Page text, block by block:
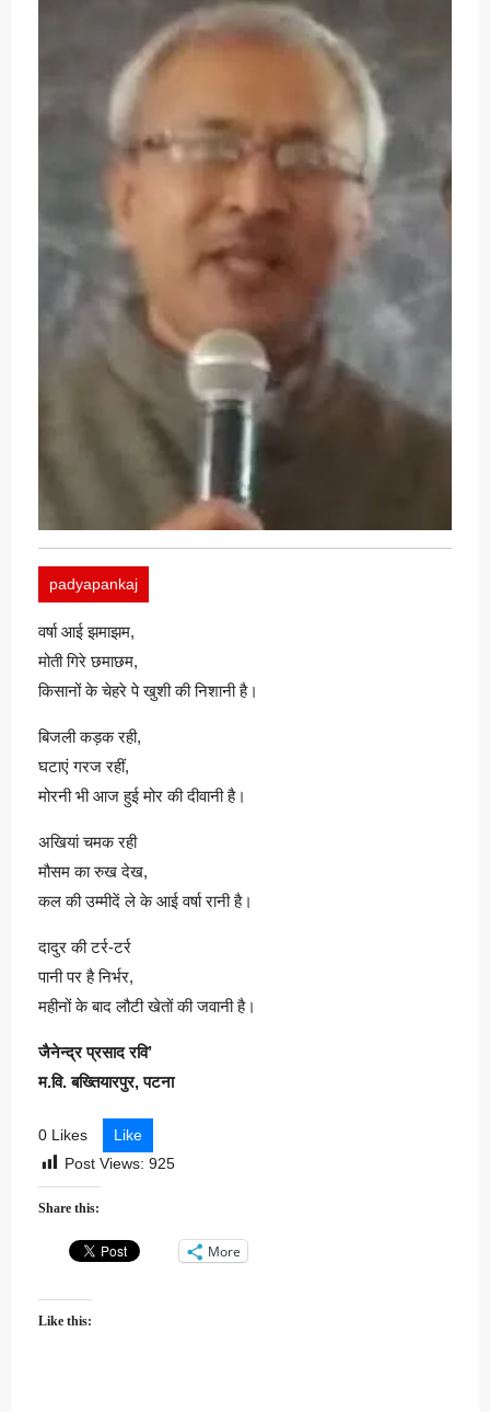
padyapankaj
वर्षा आई झमाझम,
मोती गिरे छमाछम,
किसानों के चेहरे पे खुशी की निशानी है।
बिजली कड़क रही,
घटाएं गरज रहीं,
मोरनी भी आज हुई मोर की दीवानी है।
अखियां चमक रही
मौसम का रुख देख,
कल की उम्मीदें ले के आई वर्षा रानी है।
दादुर की टर्र-टर्र
पानी पर है निर्भर,
महीनों के बाद लौटी खेतों की जवानी है।
जैनेन्द्र प्रसाद रवि’
म.वि. बख्तियारपुर, पटना
0 Likes
Like
Post Views: 925
Share this:
More
Like this: